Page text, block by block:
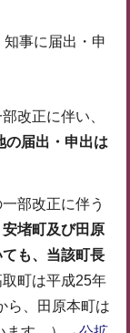
事に届出・申
改正に伴い、
の届出・申出は
部改正に伴う
堵町及び田原
も、当該町長
町は平成25年
ら、田原本町は